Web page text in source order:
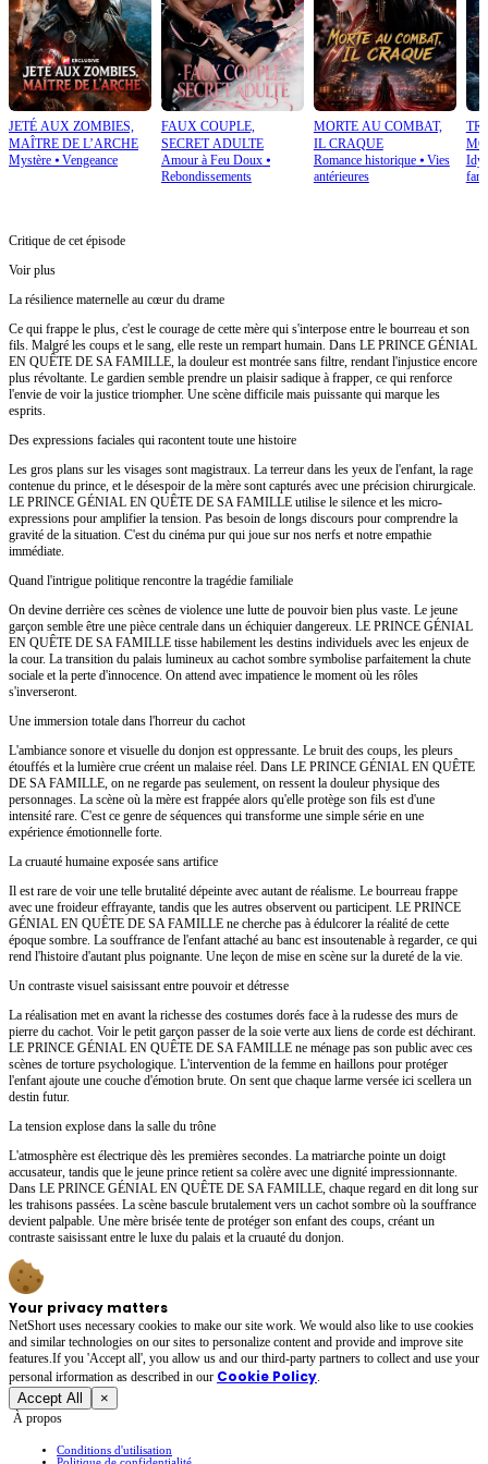
JETÉ AUX ZOMBIES,
MAÎTRE DE L’ARCHE
Mystère ⦁ Vengeance
FAUX COUPLE,
SECRET ADULTE
Amour à Feu Doux⦁
Rebondissements
MORTE AU COMBAT,
IL CRAQUE
Romance historique⦁ Vies
antérieures
Critique de cet épisode
Voir plus
La résilience maternelle au cœur du drame
Ce qui frappe le plus, c'est le courage de cette mère qui s'interpose entre le bourreau et son
fils. Malgré les coups et le sang, elle reste un rempart humain. Dans LE PRINCE GÉNIAL
EN QUÊTE DE SA FAMILLE, la douleur est montrée sans filtre, rendant l'injustice encore
plus révoltante. Le gardien semble prendre un plaisir sadique à frapper, ce qui renforce
l'envie de voir la justice triompher. Une scène difficile mais puissante qui marque les
esprits.
Des expressions faciales qui racontent toute une histoire
Les gros plans sur les visages sont magistraux. La terreur dans les yeux de l'enfant, la rage
contenue du prince, et le désespoir de la mère sont capturés avec une précision chirurgicale.
LE PRINCE GÉNIAL EN QUÊTE DE SA FAMILLE utilise le silence et les micro-
expressions pour amplifier la tension. Pas besoin de longs discours pour comprendre la
gravité de la situation. C'est du cinéma pur qui joue sur nos nerfs et notre empathie
immédiate.
Quand l'intrigue politique rencontre la tragédie familiale
On devine derrière ces scènes de violence une lutte de pouvoir bien plus vaste. Le jeune
garçon semble être une pièce centrale dans un échiquier dangereux. LE PRINCE GÉNIAL
EN QUÊTE DE SA FAMILLE tisse habilement les destins individuels avec les enjeux de
la cour. La transition du palais lumineux au cachot sombre symbolise parfaitement la chute
sociale et la perte d'innocence. On attend avec impatience le moment où les rôles
s'inverseront.
Une immersion totale dans l'horreur du cachot
L'ambiance sonore et visuelle du donjon est oppressante. Le bruit des coups, les pleurs
étouffés et la lumière crue créent un malaise réel. Dans LE PRINCE GÉNIAL EN QUÊTE
DE SA FAMILLE, on ne regarde pas seulement, on ressent la douleur physique des
personnages. La scène où la mère est frappée alors qu'elle protège son fils est d'une
intensité rare. C'est ce genre de séquences qui transforme une simple série en une
expérience émotionnelle forte.
La cruauté humaine exposée sans artifice
Il est rare de voir une telle brutalité dépeinte avec autant de réalisme. Le bourreau frappe
avec une froideur effrayante, tandis que les autres observent ou participent. LE PRINCE
GÉNIAL EN QUÊTE DE SA FAMILLE ne cherche pas à édulcorer la réalité de cette
époque sombre. La souffrance de l'enfant attaché au banc est insoutenable à regarder, ce qui
rend l'histoire d'autant plus poignante. Une leçon de mise en scène sur la dureté de la vie.
Un contraste visuel saisissant entre pouvoir et détresse
La réalisation met en avant la richesse des costumes dorés face à la rudesse des murs de
pierre du cachot. Voir le petit garçon passer de la soie verte aux liens de corde est déchirant.
LE PRINCE GÉNIAL EN QUÊTE DE SA FAMILLE ne ménage pas son public avec ces
scènes de torture psychologique. L'intervention de la femme en haillons pour protéger
l'enfant ajoute une couche d'émotion brute. On sent que chaque larme versée ici scellera un
destin futur.
La tension explose dans la salle du trône
L'atmosphère est électrique dès les premières secondes. La matriarche pointe un doigt
accusateur, tandis que le jeune prince retient sa colère avec une dignité impressionnante.
Dans LE PRINCE GÉNIAL EN QUÊTE DE SA FAMILLE, chaque regard en dit long sur
les trahisons passées. La scène bascule brutalement vers un cachot sombre où la souffrance
devient palpable. Une mère brisée tente de protéger son enfant des coups, créant un
contraste saisissant entre le luxe du palais et la cruauté du donjon.
Your privacy matters
NetShort uses necessary cookies to make our site work. We would also like to use cookies
and similar technologies on our sites to personalize content and provide and improve site
features.If you 'Accept all', you allow us and our third-party partners to collect and use your
personal irformation as described in our Cookie Policy.
Accept All ×
À propos
Conditions d'utilisation